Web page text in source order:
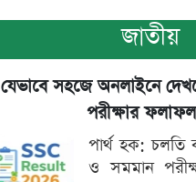
জাতীয়
যেভাবে সহজে অনলাইনে
পরীক্ষার ফলাফল
পার্থ হক:
ও সমমান